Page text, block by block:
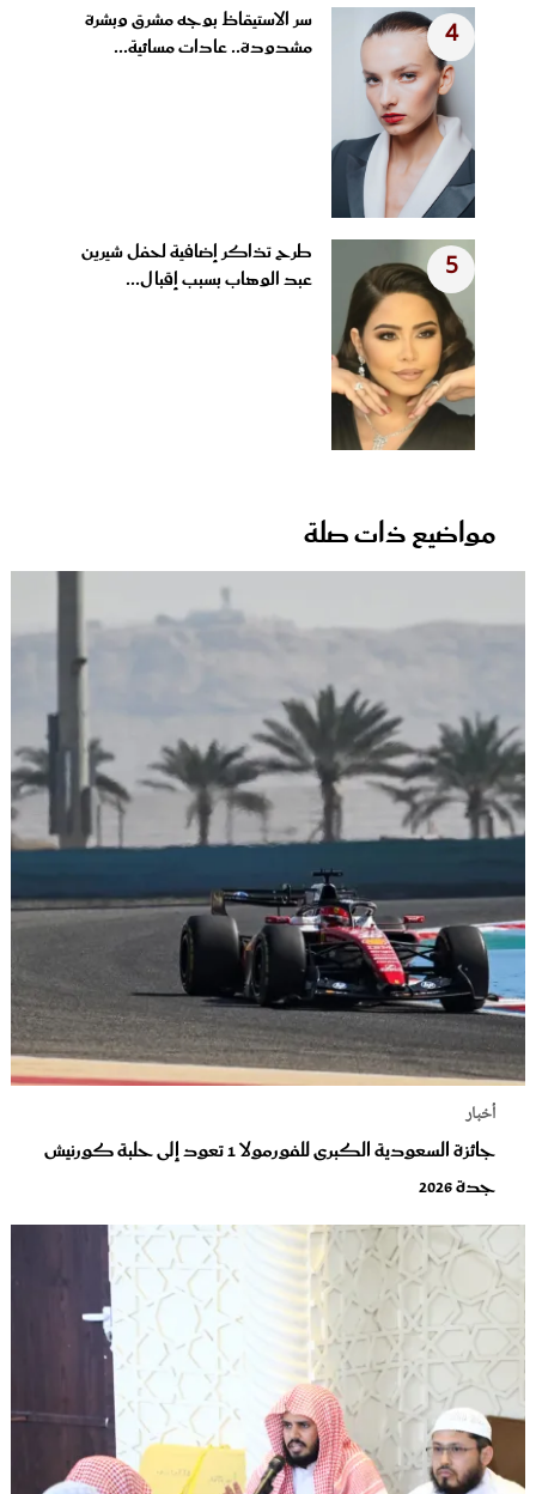
4
سر الاستيقاظ بوجه مشرق وبشرة
مشدودة.. عادات مسائية...
5
طرح تذاكر إضافية لحفل شيرين
عبد الوهاب بسبب إقبال...
مواضيع ذات صلة
أخبار
جائزة السعودية الكبرى للفورمولا 1 تعود إلى حلبة كورنيش
جدة 2026